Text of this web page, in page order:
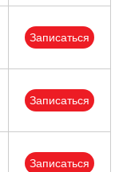
Записаться
Записаться
Записаться